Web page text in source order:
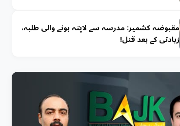
مقبوضہ کشمیر: مدرسہ سے لاپتہ ہونے والی طلبہ،
زیادتی کے بعد قتل!